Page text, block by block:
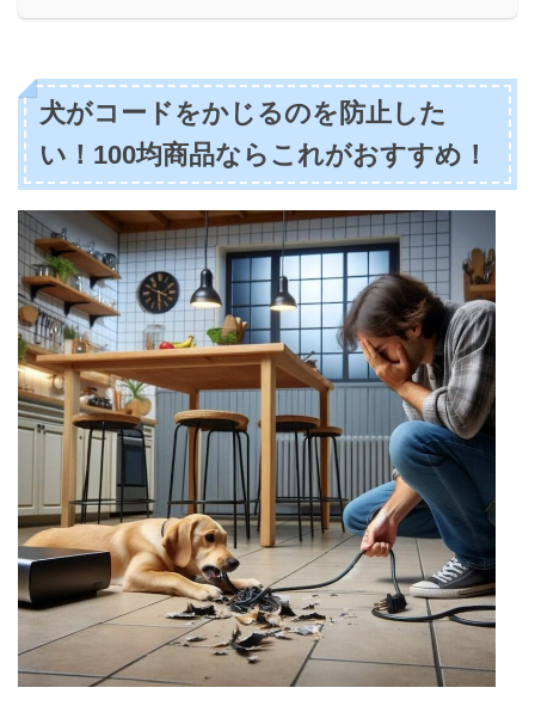
犬がコードをかじるのを防止した
い！100均商品ならこれがおすすめ！